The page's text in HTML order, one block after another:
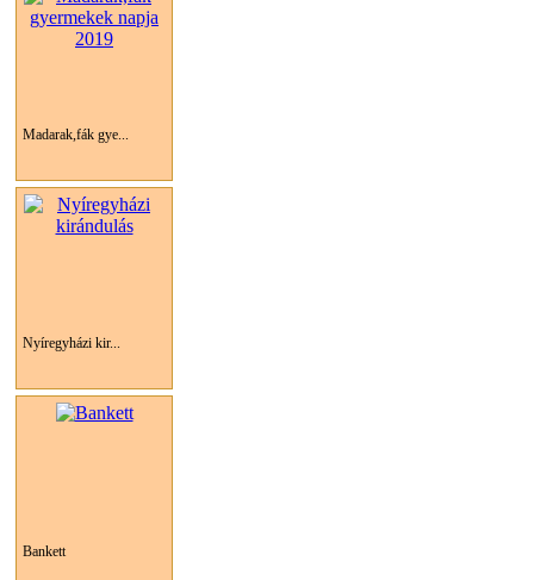
Madarak,fák gye...
Nyíregyházi kir...
Bankett